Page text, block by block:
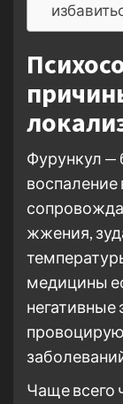
Фурункул —
воспаление
жжения,
медицины
Чаще всего